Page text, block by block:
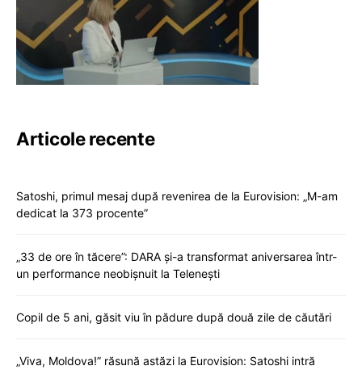
Articole recente
Satoshi, primul mesaj după revenirea de la Eurovision: „M-am
dedicat la 373 procente”
„33 de ore în tăcere”: DARA și-a transformat aniversarea într-
un performance neobișnuit la Telenești
Copil de 5 ani, găsit viu în pădure după două zile de căutări
„Viva, Moldova!” răsună astăzi la Eurovision: Satoshi intră